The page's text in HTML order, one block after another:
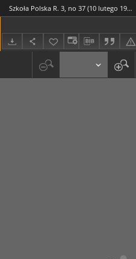
Szkoła Polska R. 3, no 37 (10 lutego 1918)